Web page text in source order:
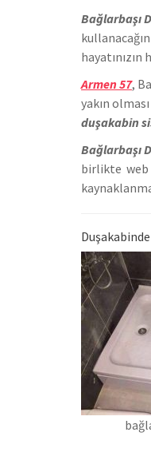
Bağlarbaşı
Armen 57,
yakın
duşakabin
Bağlarbaşı
birlikte we